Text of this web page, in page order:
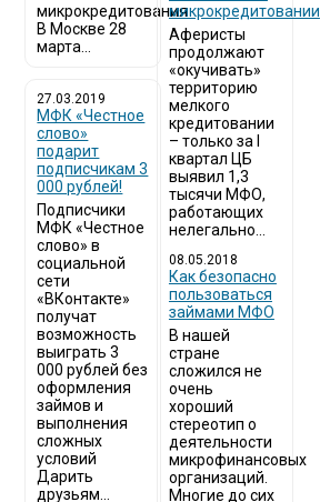
микрокредитования
В Москве 28
марта...
27.03.2019
МФК «Честное
слово»
подарит
подписчикам 3
000 рублей!
Подписчики
МФК «Честное
слово» в
социальной
сети
«ВКонтакте»
получат
возможность
выиграть 3
000 рублей без
оформления
займов и
выполнения
сложных
условий
Дарить
друзьям...
микрокредитовании
Аферисты
продолжают
«окучивать»
территорию
мелкого
кредитовании
– только за I
квартал ЦБ
выявил 1,3
тысячи МФО,
работающих
нелегально...
08.05.2018
Как безопасно
пользоваться
займами МФО
В нашей
стране
сложился не
очень
хороший
стереотип о
деятельности
микрофинансовых
организаций.
Многие до сих